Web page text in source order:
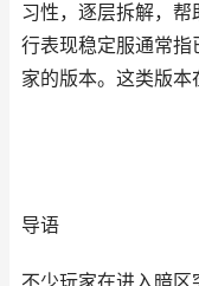
习性，逐层拆解，
行表现稳定服通常
家的版本。这类版
导语